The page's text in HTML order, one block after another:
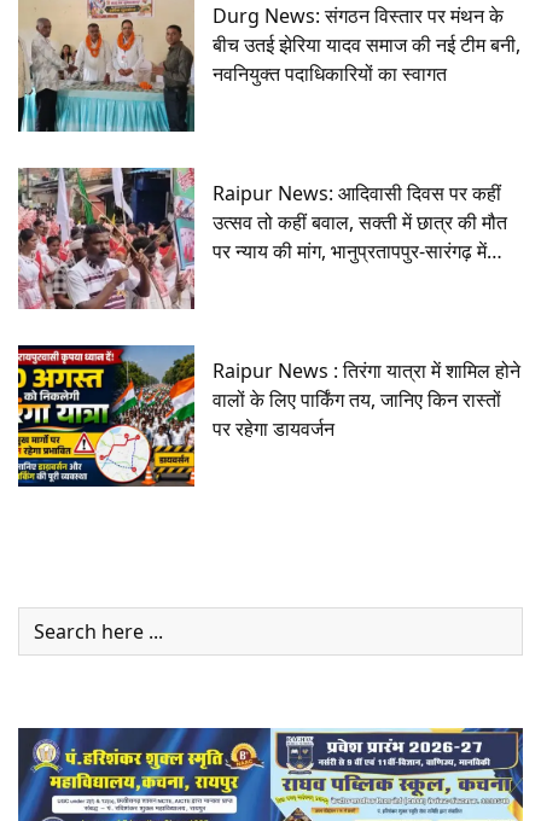
Durg News: संगठन विस्तार पर मंथन के
बीच उतई झेरिया यादव समाज की नई टीम बनी,
नवनियुक्त पदाधिकारियों का स्वागत
Raipur News: आदिवासी दिवस पर कहीं
उत्सव तो कहीं बवाल, सक्ती में छात्र की मौत
पर न्याय की मांग, भानुप्रतापपुर-सारंगढ़ में
Raipur News : तिरंगा यात्रा में शामिल होने
वालों के लिए पार्किंग तय, जानिए किन रास्तों
पर रहेगा डायवर्जन